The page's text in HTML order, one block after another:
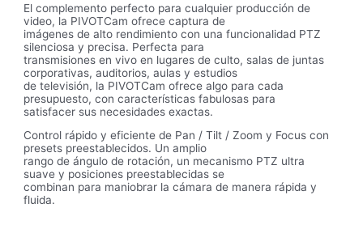
El complemento perfecto para cualquier producción de
video, la PIVOTCam ofrece captura de
imágenes de alto rendimiento con una funcionalidad PTZ
silenciosa y precisa. Perfecta para
transmisiones en vivo en lugares de culto, salas de juntas
corporativas, auditorios, aulas y estudios
de televisión, la PIVOTCam ofrece algo para cada
presupuesto, con características fabulosas para
satisfacer sus necesidades exactas.
Control rápido y eficiente de Pan / Tilt / Zoom y Focus con
presets preestablecidos. Un amplio
rango de ángulo de rotación, un mecanismo PTZ ultra
suave y posiciones preestablecidas se
combinan para maniobrar la cámara de manera rápida y
fluida.